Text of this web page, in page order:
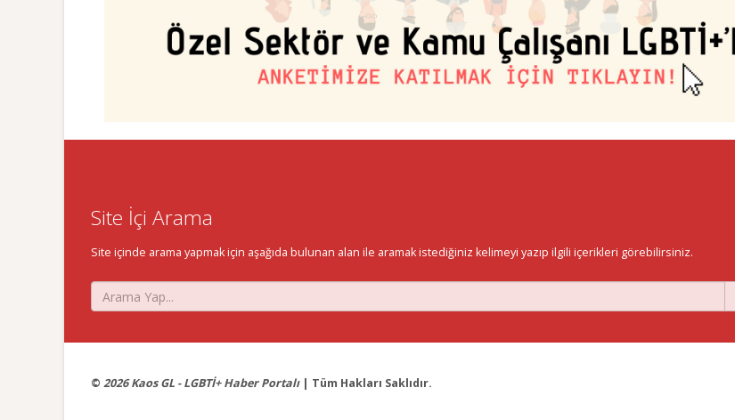
Site İçi Arama
Site içinde arama yapmak için aşağıda bulunan alan ile aramak istediğiniz kelimeyi yazıp ilgili içerikleri görebilirsiniz.
© 2026 Kaos GL - LGBTİ+ Haber Portalı| Tüm Hakları Saklıdır.